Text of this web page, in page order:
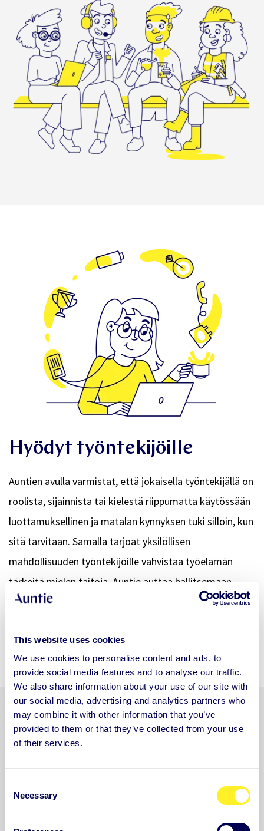
This website uses cookies
We use cookies to personalise content and ads, to
provide social media features and to analyse our traffic.
We also share information about your use of our site with
our social media, advertising and analytics partners who
may combine it with other information that you’ve
provided to them or that they’ve collected from your use
of their services.
Necessary
Hyödyt työntekijöille
Auntien avulla varmistat, että jokaisella työntekijällä on
roolista, sijainnista tai kielestä riippumatta käytössään
luottamuksellinen ja matalan kynnyksen tuki silloin, kun
sitä tarvitaan. Samalla tarjoat yksilöllisen
mahdollisuuden työntekijöille vahvistaa työelämän
tärkeitä mielen taitoja. Auntie auttaa hallitsemaan
stressiä, vahvistamaan resilienssiä ja parantamaan
koko organisaation suorituskykyä.
Yli 500 organisaatiota ympäri
maailmaa luottaa Auntieen.